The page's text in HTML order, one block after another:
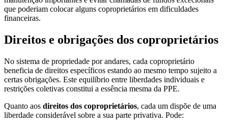
que poderiam colocar alguns coproprietários em dificuldades
financeiras.
Direitos e obrigações dos coproprietários
No sistema de propriedade por andares, cada coproprietário
beneficia de direitos específicos estando ao mesmo tempo sujeito a
certas obrigações. Este equilíbrio entre liberdades individuais e
restrições coletivas constitui a essência mesma da PPE.
Quanto aos direitos dos coproprietários, cada um dispõe de uma
liberdade considerável sobre a sua parte privativa. Pode: